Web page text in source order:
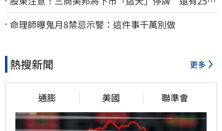
名千張大戶
命理師曝鬼月8禁忌示警：這件事千萬別做
熱搜新聞 更多
通膨 美國 聯準會